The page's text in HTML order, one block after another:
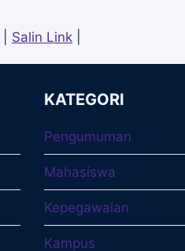
Salin Link
KATEGORI
Pengumuman
Mahasiswa
Kepegawaian
Kampus